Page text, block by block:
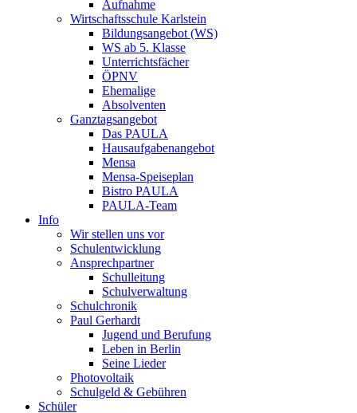
Aufnahme
Wirtschaftsschule Karlstein
Bildungsangebot (WS)
WS ab 5. Klasse
Unterrichtsfächer
ÖPNV
Ehemalige
Absolventen
Ganztagsangebot
Das PAULA
Hausaufgabenangebot
Mensa
Mensa-Speiseplan
Bistro PAULA
PAULA-Team
Info
Wir stellen uns vor
Schulentwicklung
Ansprechpartner
Schulleitung
Schulverwaltung
Schulchronik
Paul Gerhardt
Jugend und Berufung
Leben in Berlin
Seine Lieder
Photovoltaik
Schulgeld & Gebühren
Schüler